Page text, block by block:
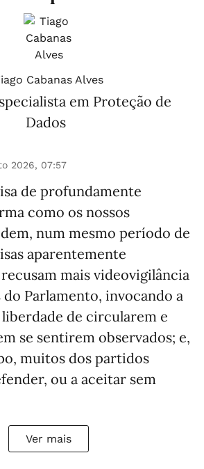
Cabanas Alves
em Proteção de
Dados
2026, 07:57
de profundamente
como os nossos
num mesmo período de
aparentemente
mais videovigilância
Parlamento, invocando a
de circularem e
se sentirem observados; e,
muitos dos partidos
ou a aceitar sem
Ver mais